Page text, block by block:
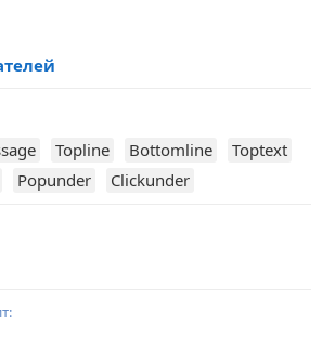
Topline Bottomline
Toptext
Popunder Clickunder